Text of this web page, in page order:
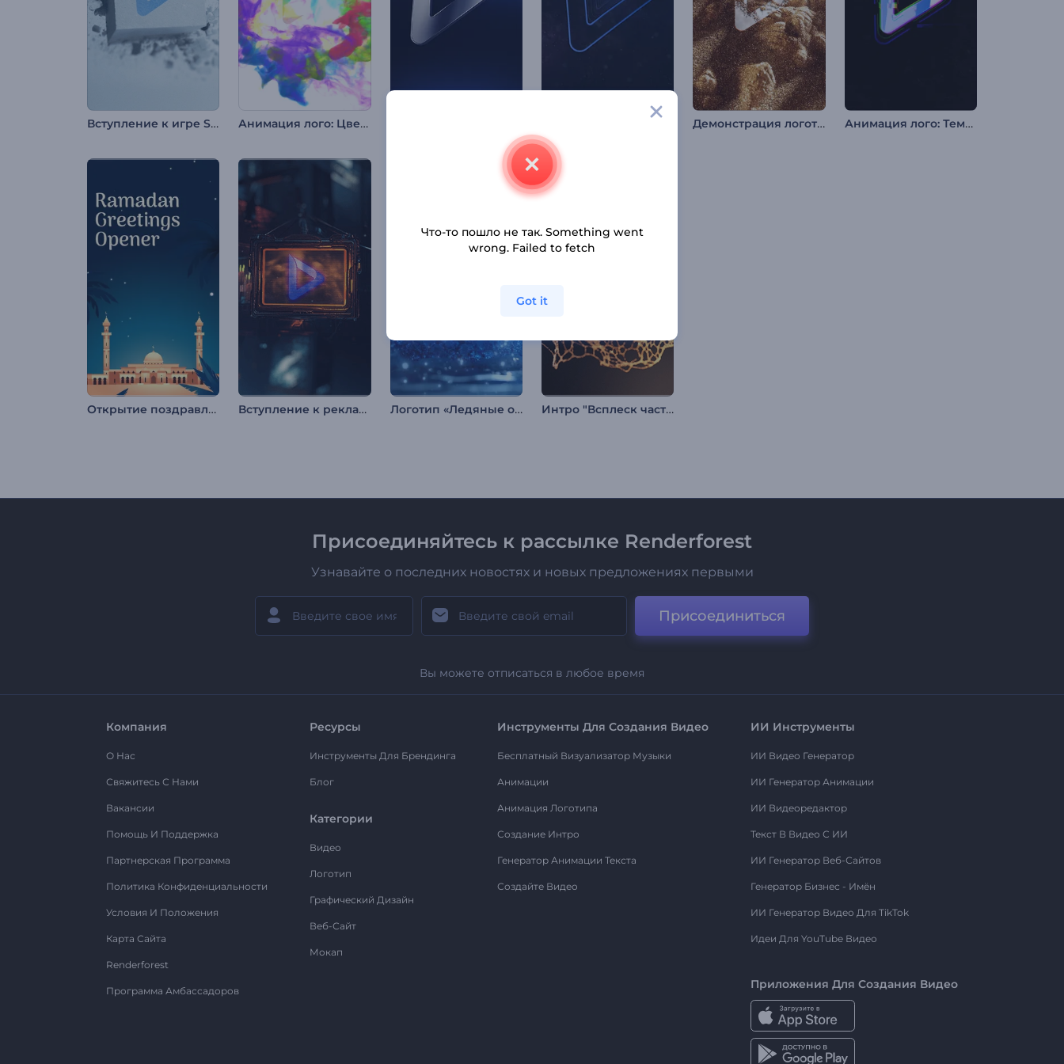
Вступление к игре Stone Block Shatter Анимация лого: Цветные частицы Демонстрация логотипа "Сверкающий песок" Анимация лого: Темный глитч
Открытие поздравлений с Рамаданом Вступление к рекламной вывеске в стиле киберпанк Логотип «Ледяные осколки» Интро "Всплеск частиц"
Присоединяйтесь к рассылке Renderforest
Узнавайте о последних новостях и новых предложениях первыми
Присоединиться
Вы можете отписаться в любое время
Компания
О Нас
Свяжитесь С Нами
Вакансии
Помощь И Поддержка
Партнерская Программа
Политика Конфиденциальности
Условия И Положения
Карта Сайта
Renderforest
Программа Амбассадоров
Ресурсы
Инструменты Для Брендинга
Блог
Категории
Видео
Логотип
Графический Дизайн
Веб-Сайт
Мокап
Инструменты Для Создания Видео
Бесплатный Визуализатор Музыки
Анимации
Анимация Логотипа
Создание Интро
Генератор Анимации Текста
Создайте Видео
ИИ Инструменты
ИИ Видео Генератор
ИИ Генератор Анимации
ИИ Видеоредактор
Текст В Видео С ИИ
ИИ Генератор Веб-Сайтов
Генератор Бизнес - Имён
ИИ Генератор Видео Для TikTok
Идеи Для YouTube Видео
Приложения Для Создания Видео
Что-то пошло не так. Something went
wrong. Failed to fetch
Got it